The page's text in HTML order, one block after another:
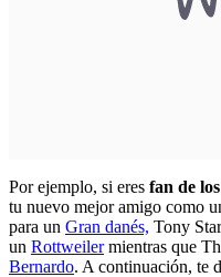
Por ejemplo, si eres fan de
tu nuevo mejor amigo como
para un Gran danés, Tony
un Rottweilermientras que
Bernardo. A continuación, te